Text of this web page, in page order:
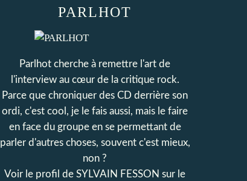
PARLHOT
Parlhot cherche à remettre l'art de
l'interview au cœur de la critique rock.
Parce que chroniquer des CD derrière son
ordi, c'est cool, je le fais aussi, mais le faire
en face du groupe en se permettant de
parler d'autres choses, souvent c'est mieux,
non ?
Voir le profil de SYLVAIN FESSON sur le